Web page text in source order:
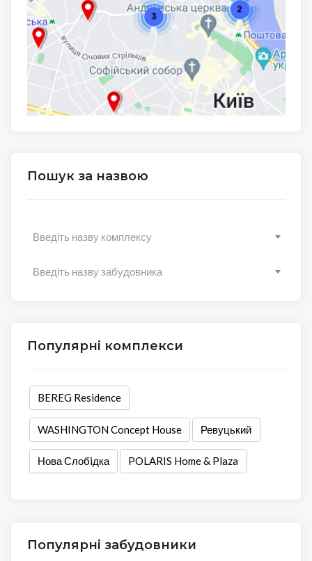
Пошук за назвою
Введіть назву комплексу
Введіть назву забудовника
Популярні комплекси
BEREG Residence
WASHINGTON Concept House Ревуцький
Нова Слобiдка POLARIS Home & Plaza
Популярні забудовники